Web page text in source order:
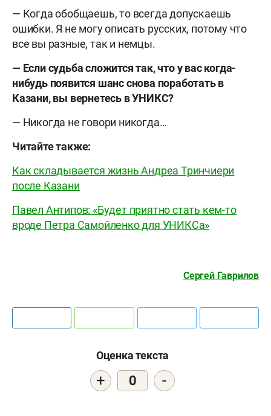
— Когда обобщаешь, то всегда допускаешь
ошибки. Я не могу описать русских, потому что
все вы разные, так и немцы.
— Если судьба сложится так, что у вас когда-
нибудь появится шанс снова поработать в
Казани, вы вернетесь в УНИКС?
— Никогда не говори никогда…
Читайте также:
Как складывается жизнь Андреа Тринчиери
после Казани
Павел Антипов: «Будет приятно стать кем-то
вроде Петра Самойленко для УНИКСа»
Сергей Гаврилов
Оценка текста
+ 0 -